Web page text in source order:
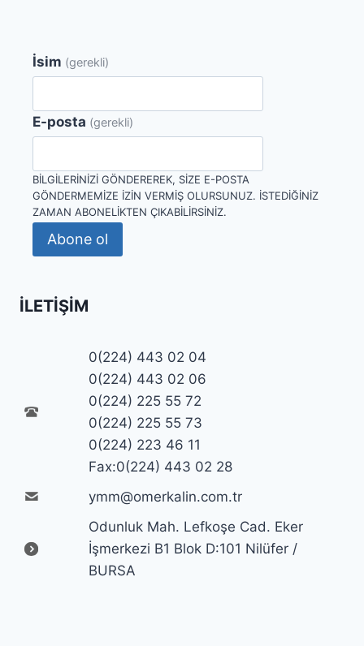
İsim (gerekli)
E-posta (gerekli)
BILGILERINIZI GÖNDEREREK, SIZE E-POSTA
GÖNDERMEMIZE IZIN VERMIŞ OLURSUNUZ. İSTEDIĞINIZ
ZAMAN ABONELIKTEN ÇIKABILIRSINIZ.
Abone ol
İLETIŞIM
0(224) 443 02 04
0(224) 443 02 06
0(224) 225 55 72
0(224) 225 55 73
0(224) 223 46 11
Fax:0(224) 443 02 28
ymm@omerkalin.com.tr
Odunluk Mah. Lefkoşe Cad. Eker
İşmerkezi B1 Blok D:101 Nilüfer /
BURSA